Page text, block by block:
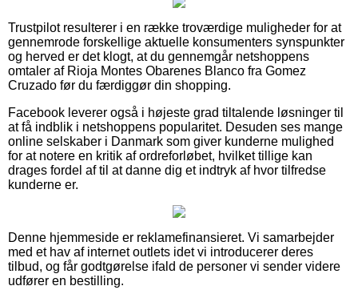
Trustpilot resulterer i en række troværdige muligheder for at
gennemrode forskellige aktuelle konsumenters synspunkter
og herved er det klogt, at du gennemgår netshoppens
omtaler af Rioja Montes Obarenes Blanco fra Gomez
Cruzado før du færdiggør din shopping.
Facebook leverer også i højeste grad tiltalende løsninger til
at få indblik i netshoppens popularitet. Desuden ses mange
online selskaber i Danmark som giver kunderne mulighed
for at notere en kritik af ordreforløbet, hvilket tillige kan
drages fordel af til at danne dig et indtryk af hvor tilfredse
kunderne er.
Denne hjemmeside er reklamefinansieret. Vi samarbejder
med et hav af internet outlets idet vi introducerer deres
tilbud, og får godtgørelse ifald de personer vi sender videre
udfører en bestilling.